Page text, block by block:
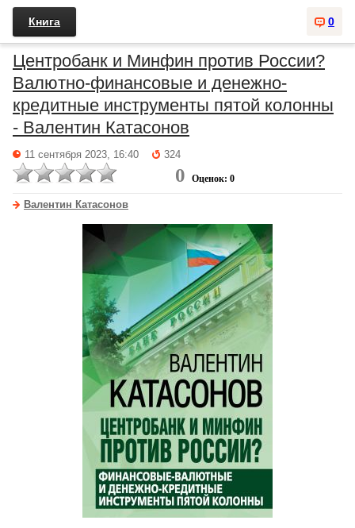
0
Книга
Центробанк и Минфин против России?
Валютно-финансовые и денежно-
кредитные инструменты пятой колонны
- Валентин Катасонов
11 сентября 2023, 16:40 324
0 Оценок: 0
Валентин Катасонов